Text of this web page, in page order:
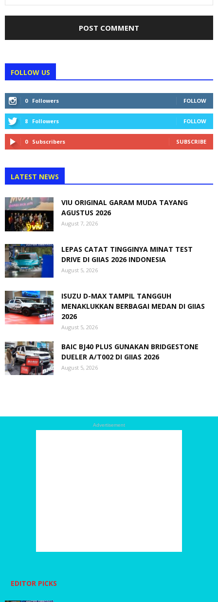
FOLLOW US
0 Followers FOLLOW
8 Followers FOLLOW
0 Subscribers SUBSCRIBE
LATEST NEWS
VIU ORIGINAL GARAM MUDA TAYANG
AGUSTUS 2026
August 7, 2026
LEPAS CATAT TINGGINYA MINAT TEST
DRIVE DI GIIAS 2026 INDONESIA
August 5, 2026
ISUZU D-MAX TAMPIL TANGGUH
MENAKLUKKAN BERBAGAI MEDAN DI GIIAS
2026
August 5, 2026
BAIC BJ40 PLUS GUNAKAN BRIDGESTONE
DUELER A/T002 DI GIIAS 2026
August 5, 2026
Advertisement
EDITOR PICKS